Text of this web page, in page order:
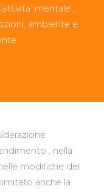
mentale ,
ambiente e
, nella
modifiche dei
anche la